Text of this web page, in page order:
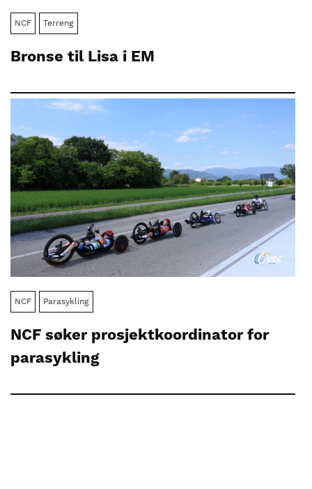
NCF Terreng
Bronse til Lisa i EM
NCF Parasykling
NCF søker prosjektkoordinator for
parasykling